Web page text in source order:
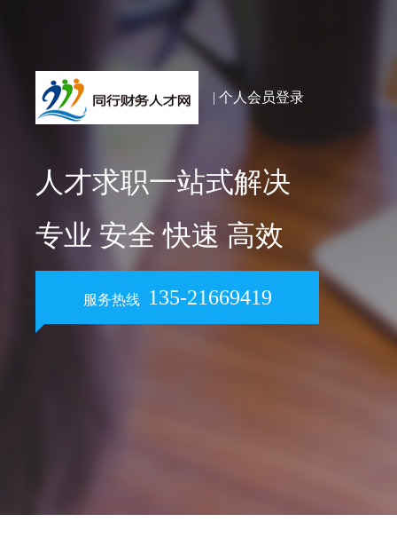
| 个人会员登录
人才求职一站式解决
专业 安全 快速 高效
服务热线 135-21669419